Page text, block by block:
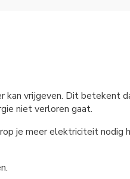
vrijgeven. Dit betekent
niet verloren gaat.
je meer elektriciteit nodig